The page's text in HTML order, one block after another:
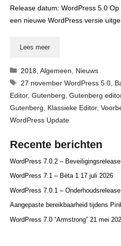
Release datum: WordPress 5.0
een nieuwe WordPress versie
Lees meer
Categorieën
2018 ,Algemeen
Nieuws
Tags
27 november WordPress 5.0
Editor, Gutenberg Gutenberg
Gutenberg
Klassieke Editor,
WordPress Update
Recente berichten
WordPress 7.0.2 – Beveiligingsrelease
WordPress 7.1 – Bèta 1 17 juli 2026
WordPress 7.0.1 – Onderhoudsrelease
Aangepaste bereikbaarheid tijdens
WordPress 7.0 “Armstrong” 21 mei